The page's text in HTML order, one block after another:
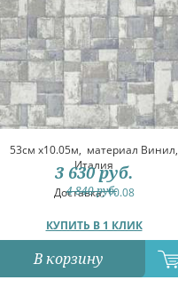
53см x10.05м, материал Винил,
Италия
Доставка:10.08
КУПИТЬ В 1 КЛИК
4 840руб.
3 630 руб.
В корзину